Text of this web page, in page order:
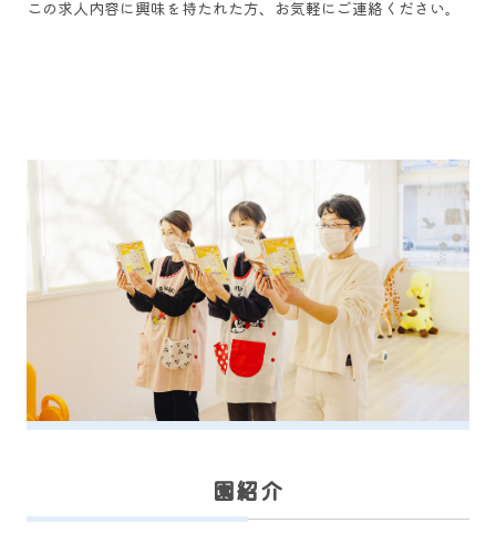
この求人内容に興味を持たれた方、お気軽にご連絡ください。
園紹介